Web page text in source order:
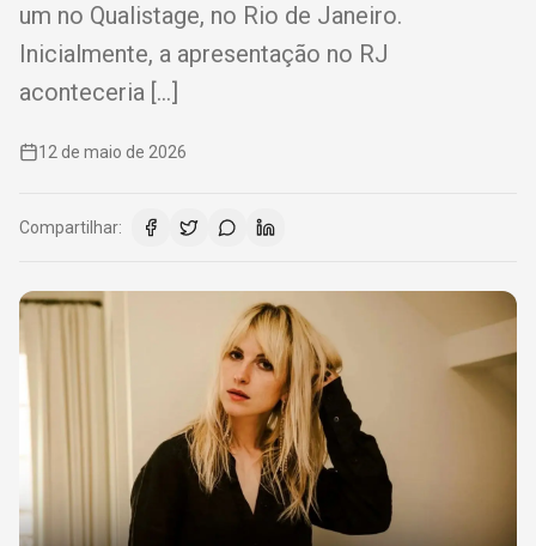
um no Qualistage, no Rio de Janeiro.
Inicialmente, a apresentação no RJ
aconteceria […]
12 de maio de 2026
Compartilhar: